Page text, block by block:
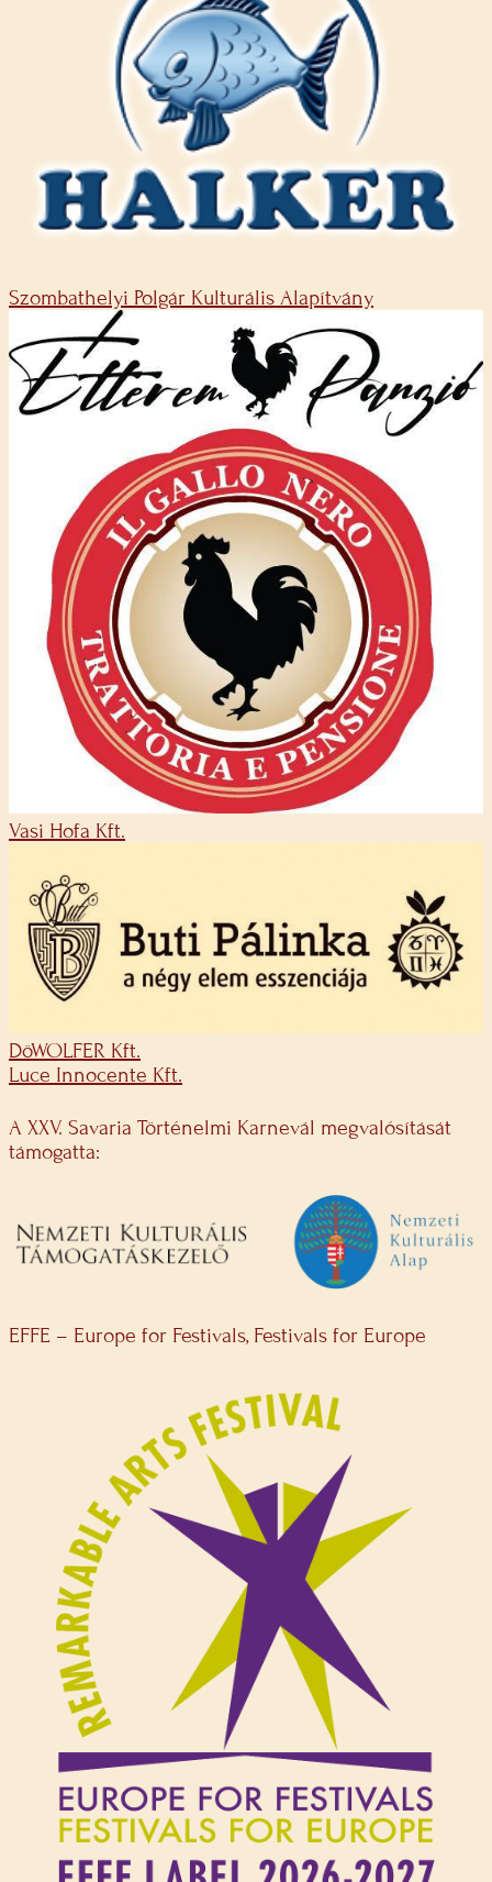
Szombathelyi Polgár Kulturális Alapítvány
Vasi Hofa Kft.
DöWOLFER Kft.
Luce Innocente Kft.
A XXV. Savaria Történelmi Karnevál megvalósítását
támogatta:
EFFE – Europe for Festivals, Festivals for Europe